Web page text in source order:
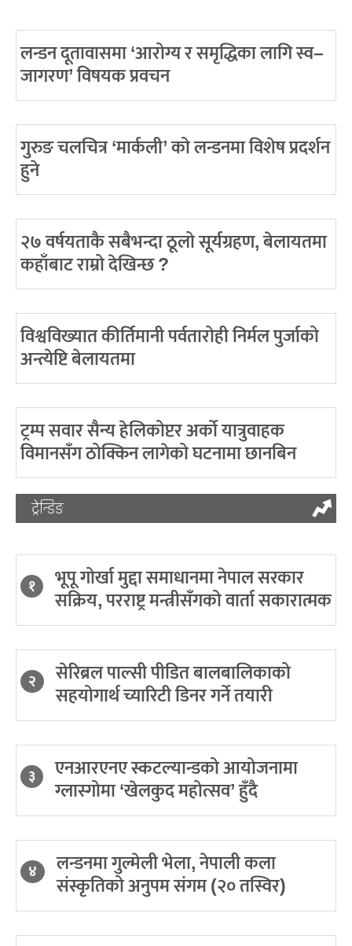
लन्डन दूतावासमा ‘आरोग्य र समृद्धिका लागि स्व–
जागरण’ विषयक प्रवचन
गुरुङ चलचित्र ‘मार्कली’ को लन्डनमा विशेष प्रदर्शन
हुने
२७ वर्षयताकै सबैभन्दा ठूलो सूर्यग्रहण, बेलायतमा
कहाँबाट राम्रो देखिन्छ ?
विश्वविख्यात कीर्तिमानी पर्वतारोही निर्मल पुर्जाको
अन्त्येष्टि बेलायतमा
ट्रम्प सवार सैन्य हेलिकोप्टर अर्को यात्रुवाहक
विमानसँग ठोक्किन लागेको घटनामा छानबिन
ट्रेन्डिङ
१ भूपू गोर्खा मुद्दा समाधानमा नेपाल सरकार
सक्रिय, परराष्ट्र मन्त्रीसँगको वार्ता सकारात्मक
२ सेरिब्रल पाल्सी पीडित बालबालिकाको
सहयोगार्थ च्यारिटी डिनर गर्ने तयारी
३ एनआरएनए स्कटल्यान्डको आयोजनामा
ग्लास्गोमा ‘खेलकुद महोत्सव’ हुँदै
४ लन्डनमा गुल्मेली भेला, नेपाली कला
संस्कृतिको अनुपम संगम (२० तस्विर)